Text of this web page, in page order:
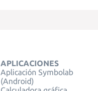
APLICACIONES
Aplicación Symbolab
(Android)